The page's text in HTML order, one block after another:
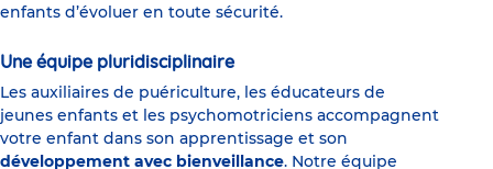
enfants d’évoluer en toute sécurité.
Une équipe pluridisciplinaire
Les auxiliaires de puériculture, les éducateurs de
jeunes enfants et les psychomotriciens accompagnent
votre enfant dans son apprentissage et son
développement avec bienveillance. Notre équipe